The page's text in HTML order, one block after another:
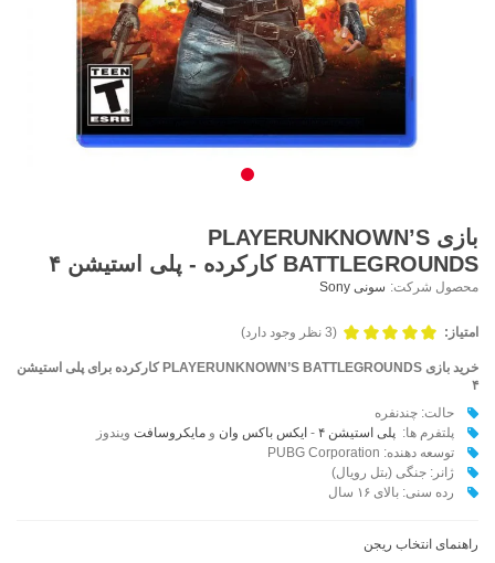
بازی PLAYERUNKNOWN’S
BATTLEGROUNDS کارکرده - پلی استیشن ۴
محصول شرکت: سونی Sony
امتیاز: (3 نظر وجود دارد)
خرید بازی PLAYERUNKNOWN’S BATTLEGROUNDS کارکرده برای پلی استیشن
۴
حالت: چندنفره
پلتفرم ها:پلی استیشن ۴ -ایکس باکس وان ومایکروسافت ویندوز
توسعه دهنده: PUBG Corporation
ژانر: جنگی (بتل رویال)
رده سنی: بالای ۱۶ سال
راهنمای انتخاب ریجن